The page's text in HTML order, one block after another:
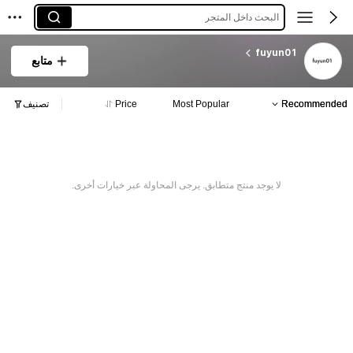
البحث داخل المتجر
fuyun01
متابع
Recommended
Most Popular
Price تصنيف
لا يوجد منتج متطابق. يرجى المحاولة عبر خيارات أخرى.